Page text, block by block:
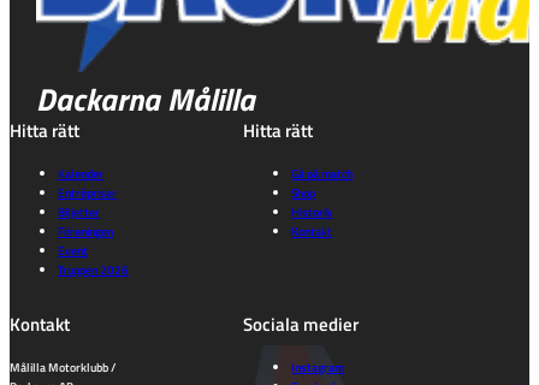
Dackarna Målilla
Hitta rätt
Kalender
Entrépriser
Biljetter
Föreningen
Event
Truppen 2026
Hitta rätt
Gå på match
Shop
Historik
Kontakt
Kontakt
Målilla Motorklubb /
Sociala medier
Instagram